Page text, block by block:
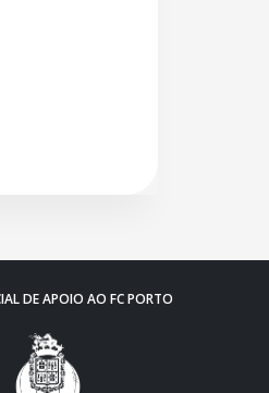
DE APOIO AO FC PORTO